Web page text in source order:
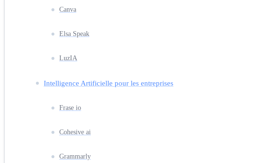
Canva
Elsa Speak
LuzIA
Intelligence Artificielle pour les entreprises
Frase io
Cohesive ai
Grammarly